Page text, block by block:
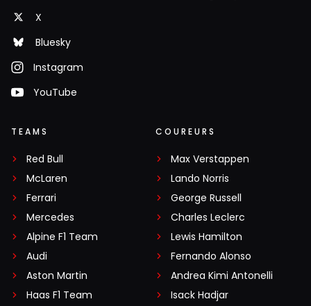
X
Bluesky
Instagram
YouTube
TEAMS
Red Bull
McLaren
Ferrari
Mercedes
Alpine F1 Team
Audi
Aston Martin
Haas F1 Team
COUREURS
Max Verstappen
Lando Norris
George Russell
Charles Leclerc
Lewis Hamilton
Fernando Alonso
Andrea Kimi Antonelli
Isack Hadjar